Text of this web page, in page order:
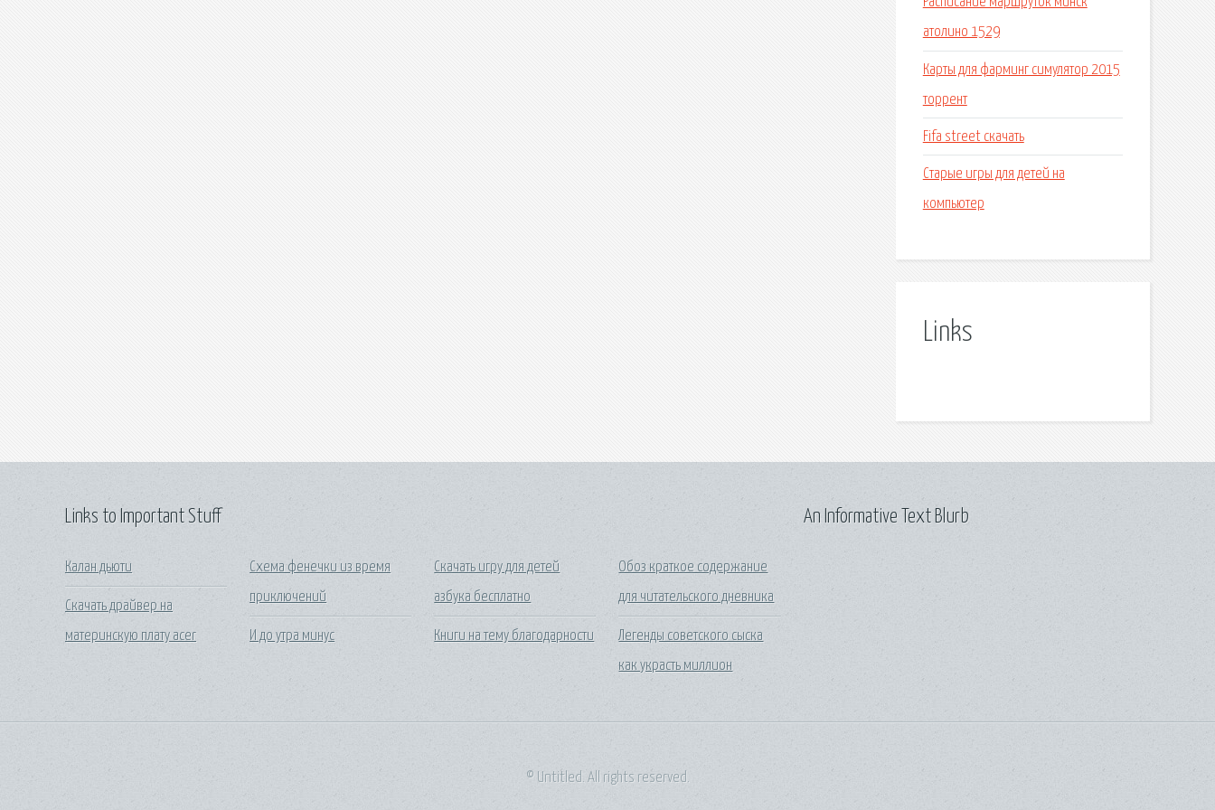
атолино 1529
Карты для фарминг симулятор 2015
торрент
Fifa street скачать
Старые игры для детей на
компьютер
Links
Links to Important Stuff
Калан дьюти
Скачать драйвер на
материнскую плату acer
Схема фенечки из время
приключений
И до утра минус
Скачать игру для детей
азбука бесплатно
Книги на тему благодарности
Обоз краткое содержание
для читательского дневника
Легенды советского сыска
как украсть миллион
An Informative Text Blurb
© Untitled. All rights reserved.